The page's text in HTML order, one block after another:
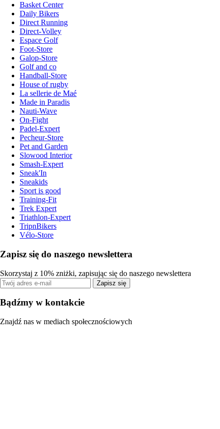
Basket Center
Daily Bikers
Direct Running
Direct-Volley
Espace Golf
Foot-Store
Galop-Store
Golf and co
Handball-Store
House of rugby
La sellerie de Maé
Made in Paradis
Nauti-Wave
On-Fight
Padel-Expert
Pecheur-Store
Pet and Garden
Slowood Interior
Smash-Expert
Sneak'In
Sneakids
Sport is good
Training-Fit
Trek Expert
Triathlon-Expert
TripnBikers
Vélo-Store
Zapisz się do naszego newslettera
Skorzystaj z 10% zniżki, zapisując się do naszego newslettera
Zapisz się
Bądźmy w kontakcie
Znajdź nas w mediach społecznościowych